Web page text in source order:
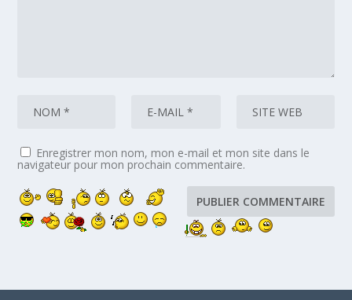
Enregistrer mon nom, mon e-mail et mon site dans le
navigateur pour mon prochain commentaire.